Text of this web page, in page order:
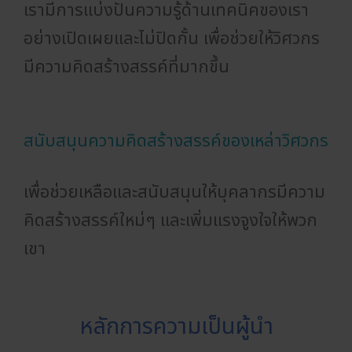
เรามีการแบ่งปันความรู้ด้านเทคนิคของเรา
อย่างเปิดเผยและไม่ปิดกั้น เพื่อช่วยให้วิศวกร
มีความคิดสร้างสรรค์ที่มากขึ้น
สนับสนุนความคิดสร้างสรรค์ของเหล่าวิศวกร
เพื่อช่วยเหลือและสนับสนุนให้บุคลากรมีความ
คิดสร้างสรรค์ใหม่ๆ และเพิ่มแรงจูงใจให้พวก
เขา
หลักการความเป็นผู้นำ